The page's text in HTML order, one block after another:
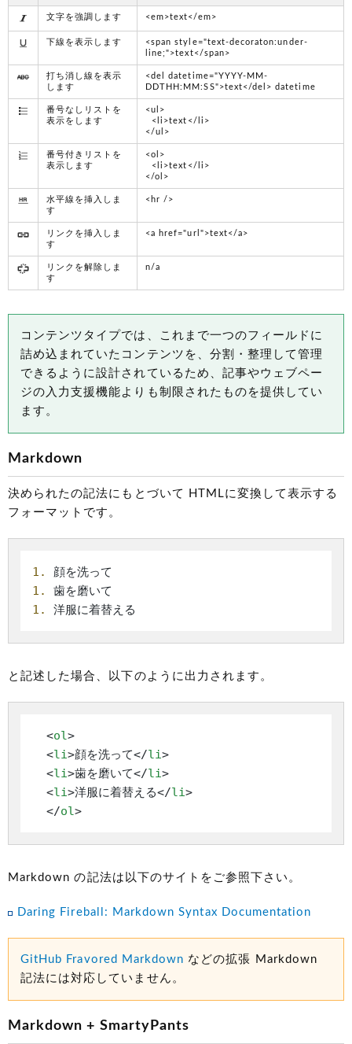
文字を強調します <em>text</em>
下線を表示します
<span style="text-decoraton:under-
line;">text</span>
打ち消し線を表示
します
<del datetime="YYYY-MM-
DDTHH:MM:SS">text</del> datetime
番号なしリストを
表示をします
<ul>
<li>text</li>
</ul>
番号付きリストを
表示します
<ol>
<li>text</li>
</ol>
水平線を挿入しま
す
<hr />
リンクを挿入しま
す
<a href="url">text</a>
リンクを解除しま
す
n/a
コンテンツタイプでは、これまで一つのフィールドに
詰め込まれていたコンテンツを、分割・整理して管理
できるように設計されているため、記事やウェブペー
ジの入力支援機能よりも制限されたものを提供してい
ます。
Markdown
決められたの記法にもとづいて HTMLに変換して表示する
フォーマットです。
1.
1.
1.
と記述した場合、以下のように出力されます。
  <
ol>
  <
li>顔を洗って</li>
  <
li>歯を磨いて</li>
  <
li>洋服に着替える</li>
  </
ol
Markdown の記法は以下のサイトをご参照下さい。
Daring Fireball: Markdown Syntax Documentation
GitHub Fravored Markdown などの拡張 Markdown
記法には対応していません。
Markdown + SmartyPants